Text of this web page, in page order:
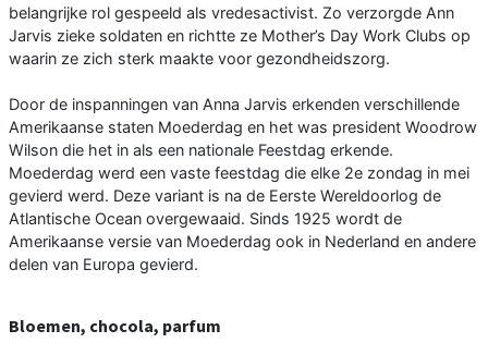
belangrijke rol gespeeld als vredesactivist. Zo verzorgde Ann
Jarvis zieke soldaten en richtte ze Mother’s Day Work Clubs op
waarin ze zich sterk maakte voor gezondheidszorg.
Door de inspanningen van Anna Jarvis erkenden verschillende
Amerikaanse staten Moederdag en het was president Woodrow
Wilson die het in als een nationale Feestdag erkende.
Moederdag werd een vaste feestdag die elke 2e zondag in mei
gevierd werd. Deze variant is na de Eerste Wereldoorlog de
Atlantische Ocean overgewaaid. Sinds 1925 wordt de
Amerikaanse versie van Moederdag ook in Nederland en andere
delen van Europa gevierd.
Bloemen, chocola, parfum